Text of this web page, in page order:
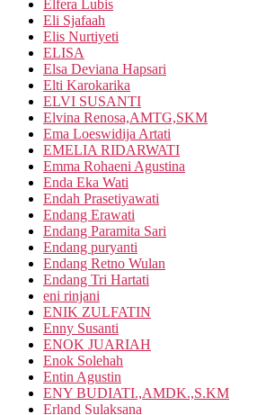
Elfera Lubis
Eli Sjafaah
Elis Nurtiyeti
ELISA
Elsa Deviana Hapsari
Elti Karokarika
ELVI SUSANTI
Elvina Renosa,AMTG,SKM
Ema Loeswidija Artati
EMELIA RIDARWATI
Emma Rohaeni Agustina
Enda Eka Wati
Endah Prasetiyawati
Endang Erawati
Endang Paramita Sari
Endang puryanti
Endang Retno Wulan
Endang Tri Hartati
eni rinjani
ENIK ZULFATIN
Enny Susanti
ENOK JUARIAH
Enok Solehah
Entin Agustin
ENY BUDIATI.,AMDK.,S.KM
Erland Sulaksana